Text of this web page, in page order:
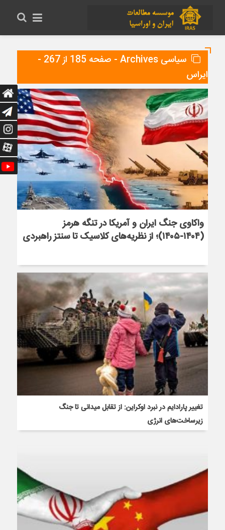
سیاسی Archives - صفحه 185 از 267 -
ایراس
واکاوی جنگ ایران و آمریکا در تنگه هرمز
(۱۴۰۴-۱۴۰۵)؛ از نظریه‌های کلاسیک تا سنتز راهبردی
تغییر پارادایم در نبرد اوکراین: از تقابل میدانی تا جنگ
زیرساخت‌های انرژی